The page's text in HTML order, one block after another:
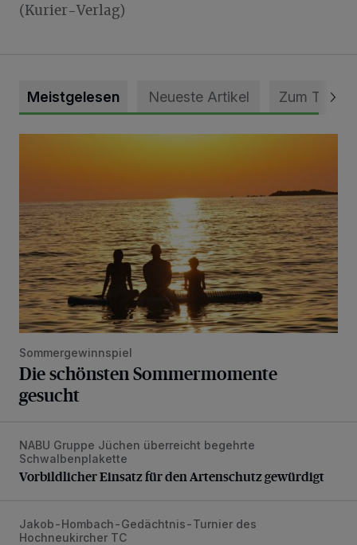
(Kurier-Verlag)
Meistgelesen Neueste Artikel Zum Thema
Die schönsten Sommermomente gesucht
Sommergewinnspiel
Die schönsten Sommermomente
gesucht
Vorbildlicher Einsatz für den Artenschutz gewürdigt
NABU Gruppe Jüchen überreicht begehrte
Schwalbenplakette
Vorbildlicher Einsatz für den Artenschutz gewürdigt
Jubiläumsausgabe des Traditions-Tennisturniers
Jakob-Hombach-Gedächtnis-Turnier des
Hochneukircher TC